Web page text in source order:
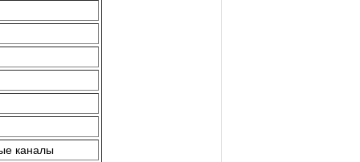
каналы